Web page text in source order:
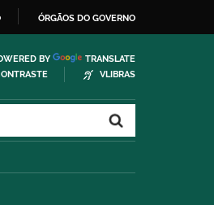
ÓRGÃOS DO GOVERNO
BY
TRANSLATE
VLIBRAS